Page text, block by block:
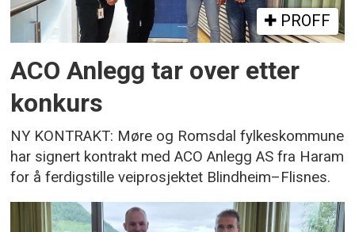
PROFF
ACO Anlegg tar over etter
konkurs
NY KONTRAKT: Møre og Romsdal fylkeskommune
har signert kontrakt med ACO Anlegg AS fra Haram
for å ferdigstille veiprosjektet Blindheim–Flisnes.